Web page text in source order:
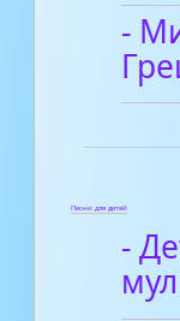
-
Песни для детей
-